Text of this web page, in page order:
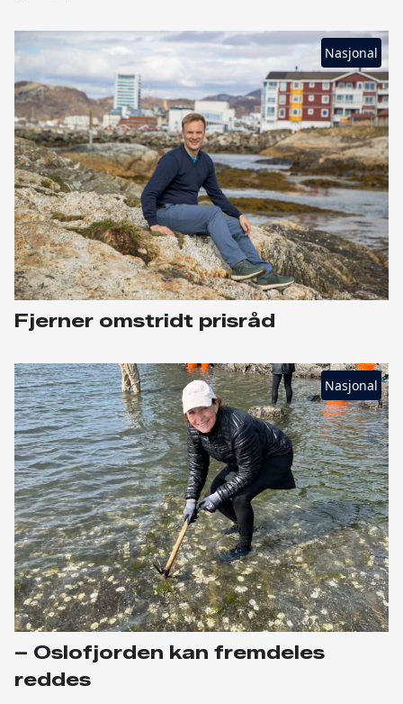
Nasjonal
Fjerner omstridt prisråd
Nasjonal
– Oslofjorden kan fremdeles
reddes